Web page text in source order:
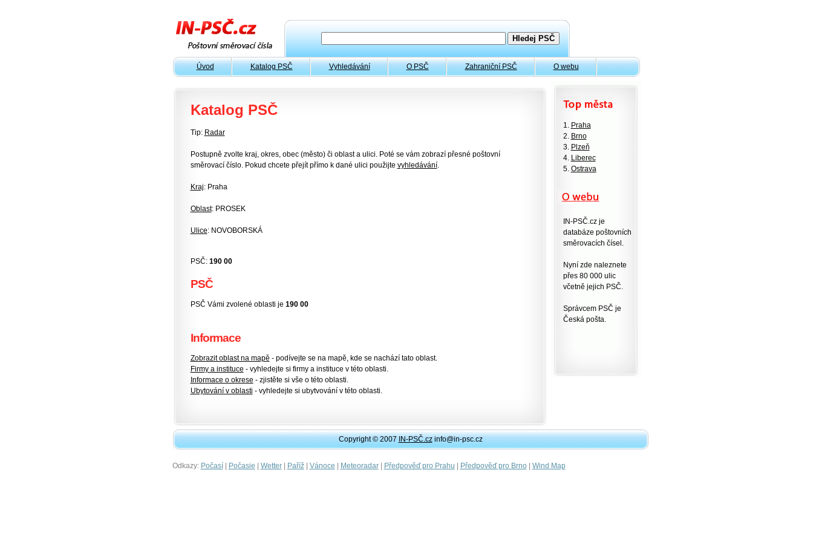
Úvod Katalog PSČ Vyhledávání O PSČ Zahraniční PSČ O webu
Katalog PSČ
Tip: Radar
Postupně zvolte kraj, okres, obec (město) či oblast a ulici. Poté se vám zobrazí přesné poštovní
směrovací číslo. Pokud chcete přejít přímo k dané ulici použijte vyhledávání.
Kraj: Praha
Oblast: PROSEK
Ulice: NOVOBORSKÁ
PSČ: 190 00
PSČ
PSČ Vámi zvolené oblasti je 190 00
Informace
Zobrazit oblast na mapě - podívejte se na mapě, kde se nachází tato oblast.
Firmy a instituce - vyhledejte si firmy a instituce v této oblasti.
Informace o okrese - zjistěte si vše o této oblasti.
Ubytování v oblasti - vyhledejte si ubytvování v této oblasti.
1. Praha
2. Brno
3. Plzeň
4. Liberec
5. Ostrava
IN-PSČ.cz je
databáze poštovních
směrovacích čísel.
Nyní zde naleznete
přes 80 000 ulic
včetně jejich PSČ.
Správcem PSČ je
Česká pošta.
Copyright © 2007IN-PSČ.czinfo@in-psc.cz
Odkazy: Počasí| Počasie | Wetter| Paříž| Vánoce | Meteoradar| Předpověď pro Prahu | Předpověď pro Brno| Wind Map